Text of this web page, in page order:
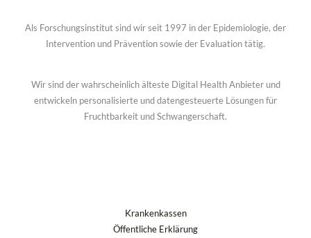
Als Forschungsinstitut sind wir seit 1997 in der Epidemiologie, der
Intervention und Prävention sowie der Evaluation tätig.
Wir sind der wahrscheinlich älteste Digital Health Anbieter und
entwickeln personalisierte und datengesteuerte Lösungen für
Fruchtbarkeit und Schwangerschaft.
Krankenkassen
Öffentliche Erklärung